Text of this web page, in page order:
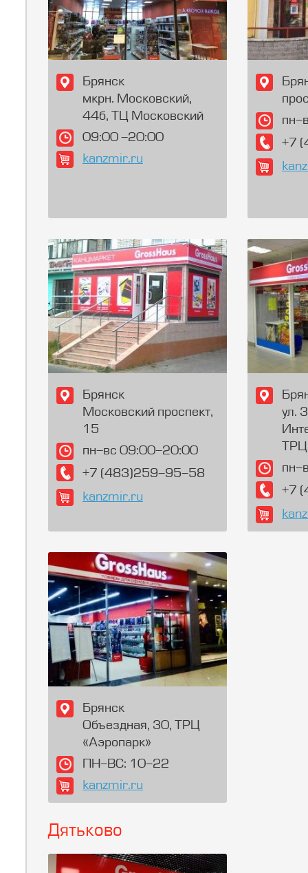
Брянск
мкрн. Московский,
44б, ТЦ Московский
09:00 -20:00
kanzmir.ru
пн-
+7
Брянск
Московский проспект,
15
пн-вс 09:00-20:00
+7 (483)259-95-58
kanzmir.ru
ул.
пн-
+7
Брянск
Объездная, 30, ТРЦ
«Аэропарк»
ПН-ВС: 10-22
kanzmir.ru
Дятьково